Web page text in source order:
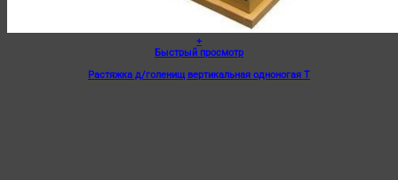
+
Быстрый просмотр
Растяжка д/голенищ вертикальная одноногая Т